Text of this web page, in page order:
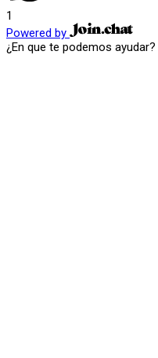
1
Powered by
¿En que te podemos ayudar?